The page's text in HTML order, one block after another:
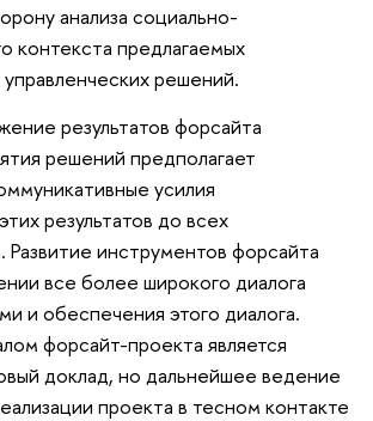
анализа социально-
контекста предлагаемых
решений.
результатов форсайта
решений предполагает
усилия
результатов до всех
Развитие инструментов форсайта
все более широкого диалога
и обеспечения этого диалога.
форсайт-проекта является
доклад, но дальнейшее ведение
проекта в тесном контакте